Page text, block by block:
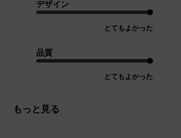
デザイン
とてもよかった
品質
とてもよかった
もっと見る